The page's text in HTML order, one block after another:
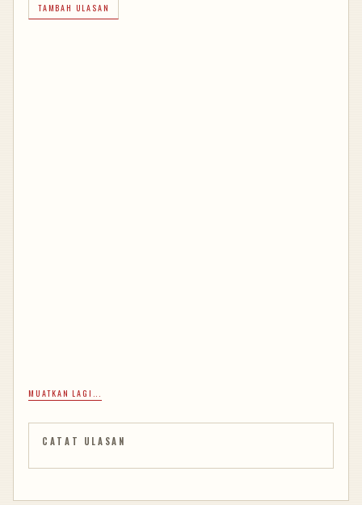
TAMBAH ULASAN
MUATKAN LAGI...
CATAT ULASAN